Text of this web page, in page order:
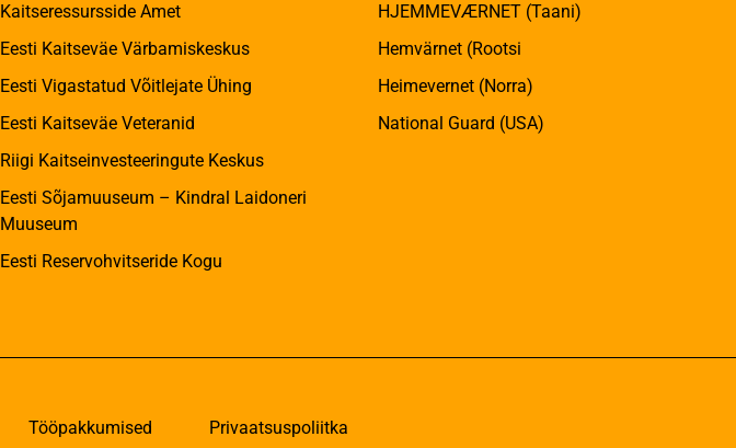
Kaitseressursside Amet
Eesti Kaitseväe Värbamiskeskus
Eesti Vigastatud Võitlejate Ühing
Eesti Kaitseväe Veteranid
Riigi Kaitseinvesteeringute Keskus
Eesti Sõjamuuseum – Kindral Laidoneri
Muuseum
Eesti Reservohvitseride Kogu
HJEMMEVÆRNET (Taani)
Hemvärnet (Rootsi
Heimevernet (Norra)
National Guard (USA)
Tööpakkumised Privaatsuspoliitka